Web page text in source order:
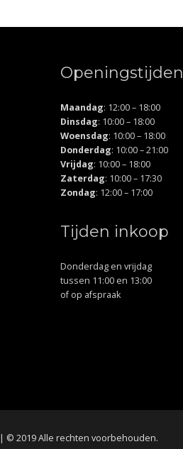
Openingstijden
Maandag: 12:00 – 18:00
Dinsdag: 10:00 – 18:00
Woensdag: 10:00 – 18:00
Donderdag: 10:00 – 21:00
Vrijdag: 10:00 – 18:00
Zaterdag: 10:00 – 17:30
Zondag: 12:00 – 17:00
Tijden inkoop
Donderdag en vrijdag
tussen 11:00 en 13:00
of op afspraak
| © 2019 Alle rechten voorbehouden.